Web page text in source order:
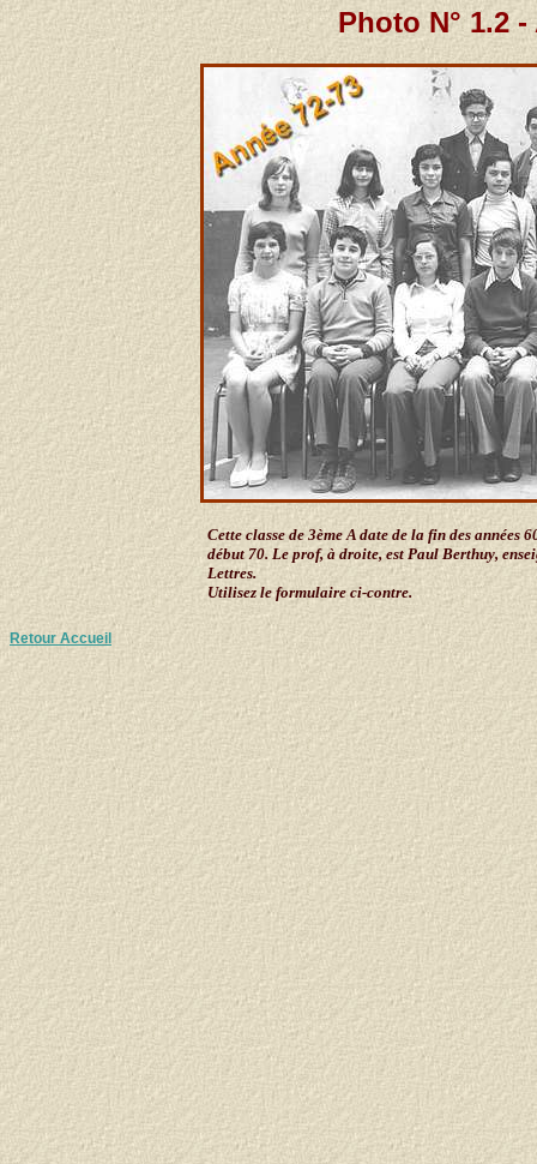
Photo N° 1.2
Cette classe de 3ème A date de la fin des années
début 70. Le prof, à droite, est Paul Berthuy,
Lettres.
Utilisez le formulaire ci-contre.
Retour Accueil